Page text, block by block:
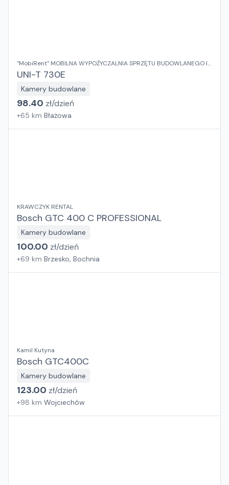
"MobiRent" MOBILNA WYPOŻYCZALNIA SPRZĘTU BUDOWLANEGO I
OGRODOWEGO Jaroslaw Rybka
UNI-T 730E
Kamery budowlane
98.40 zł/dzień
+65 km Błażowa
KRAWCZYK RENTAL
Bosch GTC 400 C PROFESSIONAL
Kamery budowlane
100.00 zł/dzień
+69 km Brzesko, Bochnia
Kamil Kutyna
Bosch GTC400C
Kamery budowlane
123.00 zł/dzień
+98 km Wojciechów